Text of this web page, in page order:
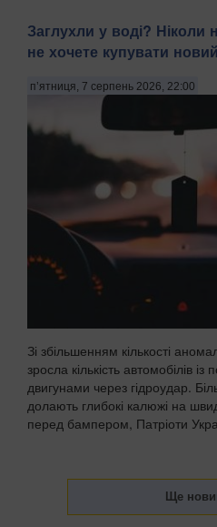
Заглухли у воді? Ніколи
не хочете купувати
п’ятниця, 7 серпень 2026, 22:00
Зі збільшенням кількості
зросла кількість автомобілів
двигунами через гідроудар.
долають глибокі калюжі на
перед бампером, Патріоти